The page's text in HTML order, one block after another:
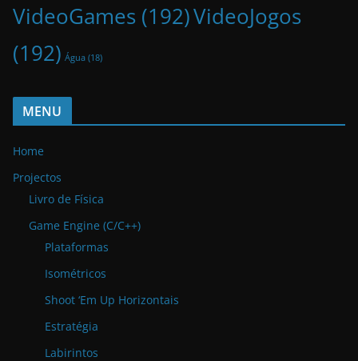
VideoGames (192)VideoJogos
(192) Água (18)
MENU
Home
Projectos
Livro de Física
Game Engine (C/C++)
Plataformas
Isométricos
Shoot ‘Em Up Horizontais
Estratégia
Labirintos